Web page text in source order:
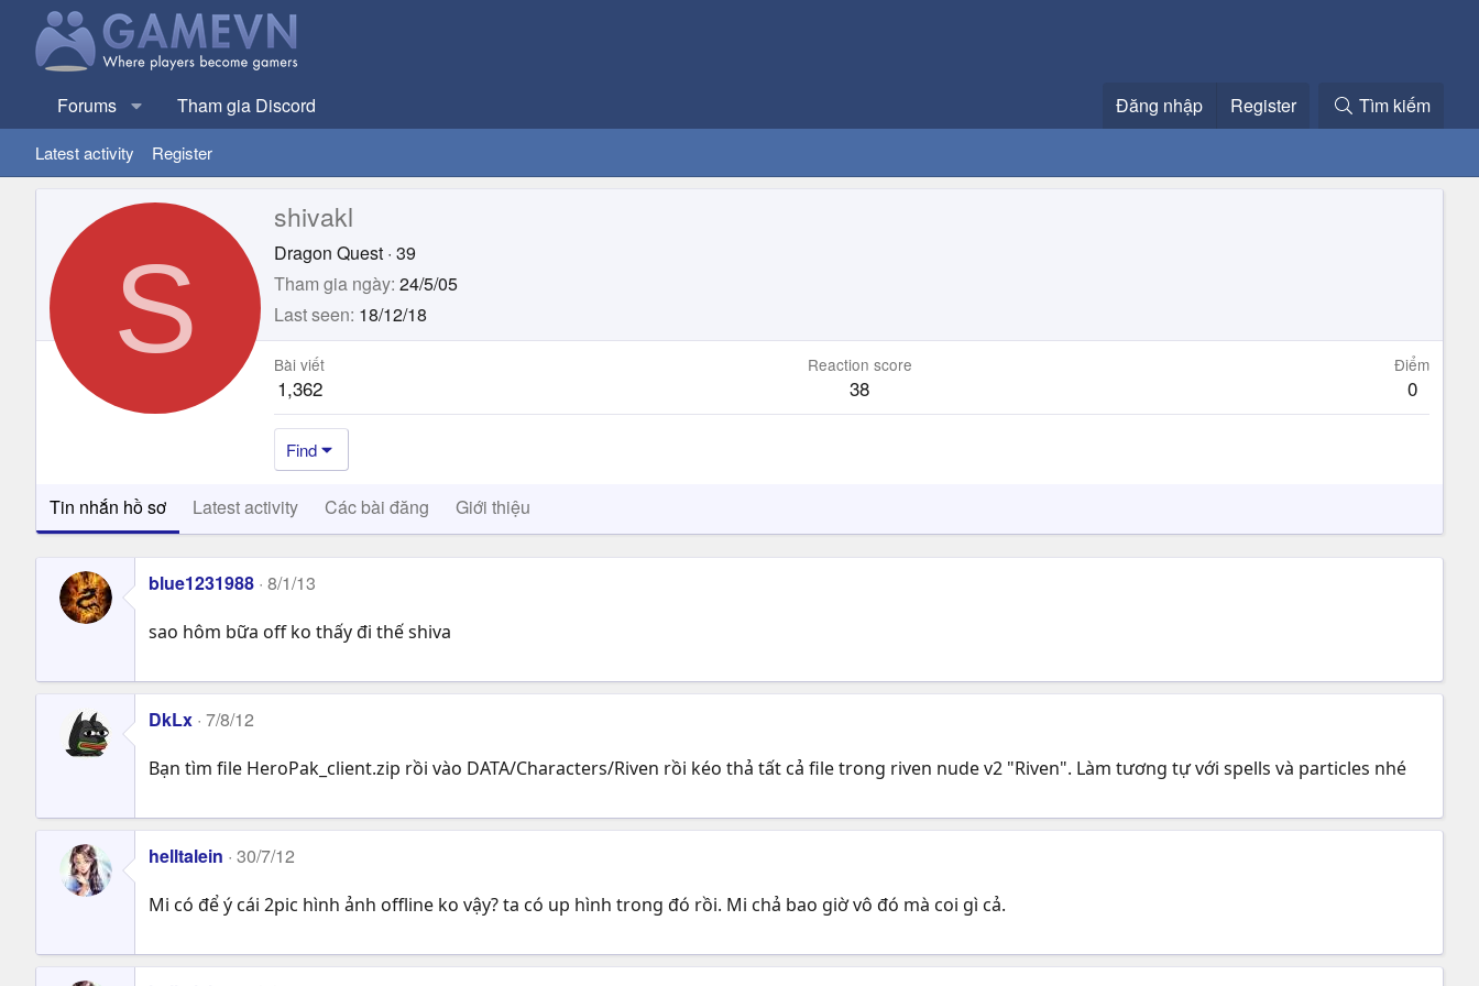
Forums Tham gia Discord Đăng nhập Register Tìm kiếm
Latest activity Register
S
shivakl
Dragon Quest · 39
Tham gia ngày 24/5/05
Last seen 18/12/18
Bài viết
1,362
Reaction score
38
Điểm
0
Find
Tin nhắn hồ sơ Latest activity Các bài đăng Giới thiệu
blue1231988 8/1/13
sao hôm bữa off ko thấy đi thế shiva
DkLx 7/8/12
Bạn tìm file HeroPak_client.zip rồi vào DATA/Characters/Riven rồi kéo thả tất cả file trong riven nude v2 "Riven". Làm tương tự với spells và particles nhé
helltalein 30/7/12
Mi có để ý cái 2pic hình ảnh offline ko vậy? ta có up hình trong đó rồi. Mi chả bao giờ vô đó mà coi gì cả.